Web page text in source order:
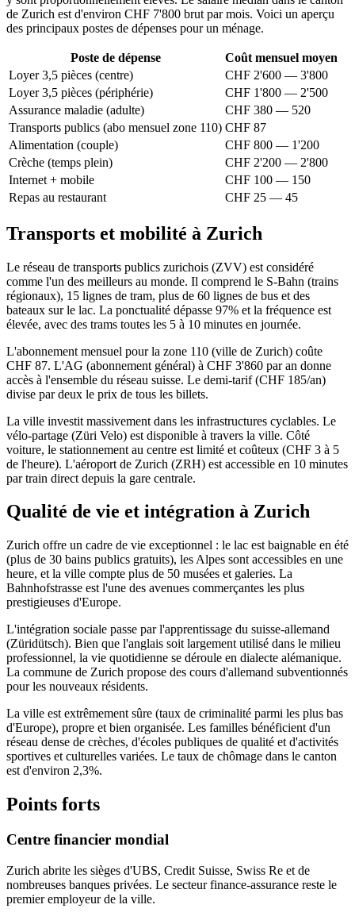
de Zurich est d'environ CHF 7'800 brut par mois. Voici un aperçu
des principaux postes de dépenses pour un ménage.
Poste de dépense
Coût mensuel moyen
Loyer 3,5 pièces (centre)
CHF 2'600 — 3'800
Loyer 3,5 pièces (périphérie)
CHF 1'800 — 2'500
Assurance maladie (adulte)
CHF 380 — 520
Transports publics (abo mensuel zone 110) CHF 87
Alimentation (couple)
CHF 800 — 1'200
Crèche (temps plein)
CHF 2'200 — 2'800
Internet + mobile
CHF 100 — 150
Repas au restaurant
CHF 25 — 45
Transports et mobilité à Zurich
Le réseau de transports publics zurichois (ZVV) est considéré
comme l'un des meilleurs au monde. Il comprend le S-Bahn (trains
régionaux), 15 lignes de tram, plus de 60 lignes de bus et des
bateaux sur le lac. La ponctualité dépasse 97% et la fréquence est
élevée, avec des trams toutes les 5 à 10 minutes en journée.
L'abonnement mensuel pour la zone 110 (ville de Zurich) coûte
CHF 87. L'AG (abonnement général) à CHF 3'860 par an donne
accès à l'ensemble du réseau suisse. Le demi-tarif (CHF 185/an)
divise par deux le prix de tous les billets.
La ville investit massivement dans les infrastructures cyclables. Le
vélo-partage (Züri Velo) est disponible à travers la ville. Côté
voiture, le stationnement au centre est limité et coûteux (CHF 3 à 5
de l'heure). L'aéroport de Zurich (ZRH) est accessible en 10 minutes
par train direct depuis la gare centrale.
Qualité de vie et intégration à Zurich
Zurich offre un cadre de vie exceptionnel : le lac est baignable en été
(plus de 30 bains publics gratuits), les Alpes sont accessibles en une
heure, et la ville compte plus de 50 musées et galeries. La
Bahnhofstrasse est l'une des avenues commerçantes les plus
prestigieuses d'Europe.
L'intégration sociale passe par l'apprentissage du suisse-allemand
(Züridütsch). Bien que l'anglais soit largement utilisé dans le milieu
professionnel, la vie quotidienne se déroule en dialecte alémanique.
La commune de Zurich propose des cours d'allemand subventionnés
pour les nouveaux résidents.
La ville est extrêmement sûre (taux de criminalité parmi les plus bas
d'Europe), propre et bien organisée. Les familles bénéficient d'un
réseau dense de crèches, d'écoles publiques de qualité et d'activités
sportives et culturelles variées. Le taux de chômage dans le canton
est d'environ 2,3%.
Points forts
Centre financier mondial
Zurich abrite les sièges d'UBS, Credit Suisse, Swiss Re et de
nombreuses banques privées. Le secteur finance-assurance reste le
premier employeur de la ville.